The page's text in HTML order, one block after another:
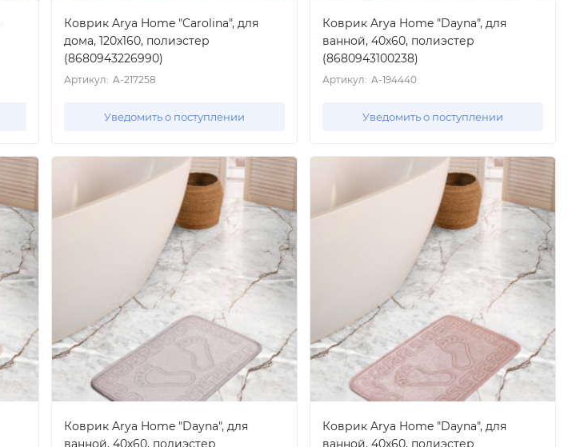
Коврик Arya Home "Carolina", для
дома, 120x160, полиэстер
(8680943226990)
Артикул: A-217258
Уведомить о поступлении
Коврик Arya Home "Dayna", для
ванной, 40x60, полиэстер
(8680943100238)
Артикул: A-194440
Уведомить о поступлении
Коврик Arya Home "Dayna", для
ванной, 40x60, полиэстер
Коврик Arya Home "Dayna", для
ванной, 40x60, полиэстер